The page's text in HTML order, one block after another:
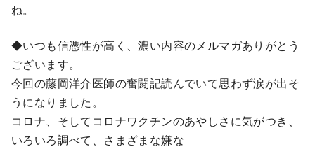
ね。
◆いつも信憑性が高く、濃い内容のメルマガありがとう
ございます。
今回の藤岡洋介医師の奮闘記読んでいて思わず涙が出そ
うになりました。
コロナ、そしてコロナワクチンのあやしさに気がつき、
いろいろ調べて、さまざまな嫌な